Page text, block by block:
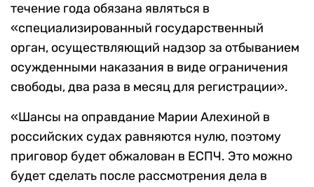
течение года обязана являться в
«специализированный государственный
орган, осуществляющий надзор за отбыванием
осужденными наказания в виде ограничения
свободы, два раза в месяц для регистрации».
«Шансы на оправдание Марии Алехиной в
российских судах равняются нулю, поэтому
приговор будет обжалован в ЕСПЧ. Это можно
будет сделать после рассмотрения дела в